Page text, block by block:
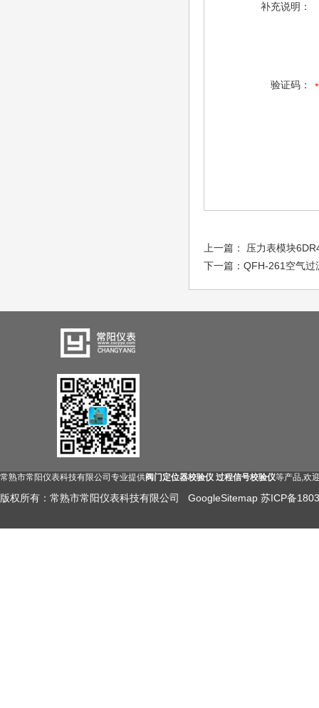
补充说明：
验证码：
上一篇： 压力表模块
下一篇： QFH-261空气过
常熟市常阳仪表科技有限公司专业提供阀门定位器校验仪 过程信号校验仪等产品,欢
版权所有：常熟市常阳仪表科技有限公司 GoogleSitemap 苏ICP备